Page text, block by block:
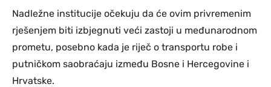
Nadležne institucije očekuju da će ovim privremenim
rješenjem biti izbjegnuti veći zastoji u međunarodnom
prometu, posebno kada je riječ o transportu robe i
putničkom saobraćaju između Bosne i Hercegovine i
Hrvatske.